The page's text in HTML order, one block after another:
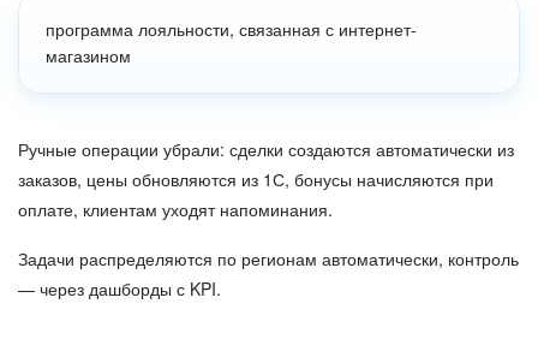
программа лояльности, связанная с интернет-
магазином
Ручные операции убрали: сделки создаются автоматически из
заказов, цены обновляются из 1С, бонусы начисляются при
оплате, клиентам уходят напоминания.
Задачи распределяются по регионам автоматически, контроль
— через дашборды с KPI.